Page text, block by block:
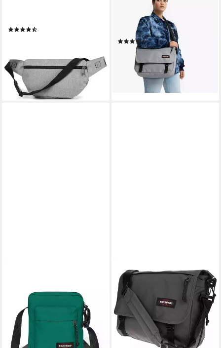
lieferbar - in 1-2 Werktagen bei dir
+1
Messenger Bag Delegate +,
Umhängetasche
Arbeitstasche Schultasche
(28)
ab 53,00 € UVP 60,00 €
lieferbar - in 1-2 Werktagen bei dir